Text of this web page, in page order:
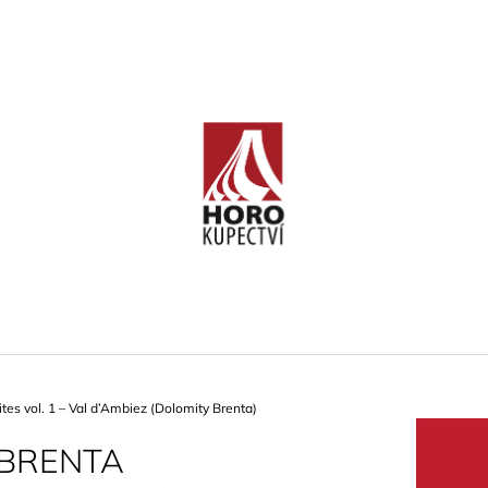
vol. 1 – Val d’Ambiez (Dolomity Brenta)
CO POTŘEBUJETE NAJÍT?
HLEDAT
FRANKENJURA
2 (FRANKENJURA -